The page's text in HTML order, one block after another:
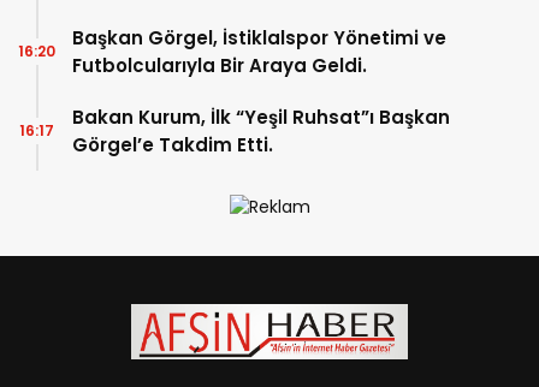
Başkan Görgel, İstiklalspor Yönetimi ve
Futbolcularıyla Bir Araya Geldi.
16:20
Bakan Kurum, İlk “Yeşil Ruhsat”ı Başkan
Görgel’e Takdim Etti.
16:17